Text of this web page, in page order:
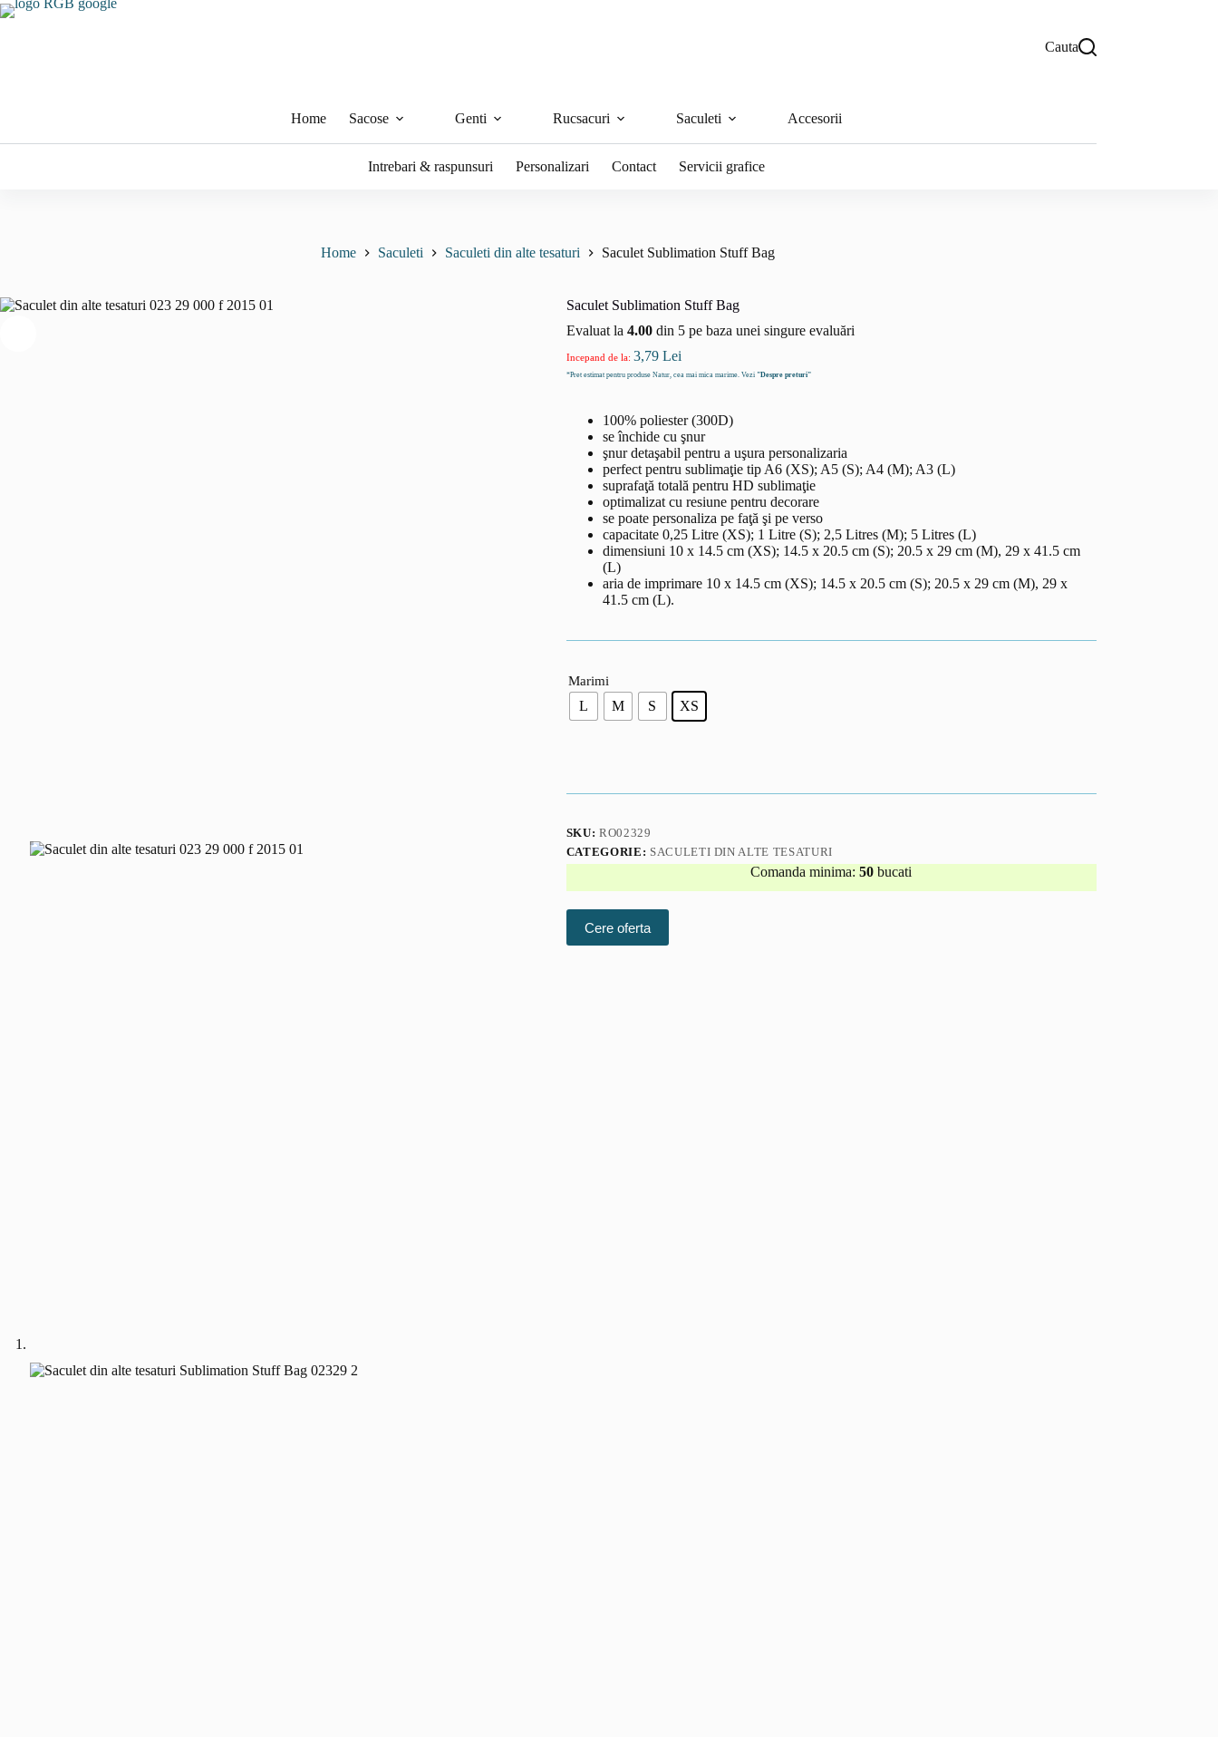
Sari
la
Cauta
Home Sacose Genti Rucsacuri Saculeti Accesorii
Intrebari & raspunsuri Personalizari Contact Servicii grafice
Home Saculeti Saculeti din alte tesaturi Saculet Sublimation Stuff Bag
Saculet Sublimation Stuff Bag
Evaluat la 4.00din 5 pe baza unei singure evaluări
Incepand de la: 3,79 Lei
*Pret estimat pentru produse Natur, cea mai mica marime. Vezi "Despre preturi"
100% poliester (300D)
se închide cu şnur
şnur detaşabil pentru a uşura personalizaria
perfect pentru sublimaţie tip A6 (XS); A5 (S); A4 (M); A3 (L)
suprafaţă totală pentru HD sublimaţie
optimalizat cu resiune pentru decorare
se poate personaliza pe faţă şi pe verso
capacitate 0,25 Litre (XS); 1 Litre (S); 2,5 Litres (M); 5 Litres (L)
dimensiuni 10 x 14.5 cm (XS); 14.5 x 20.5 cm (S); 20.5 x 29 cm (M), 29 x 41.5 cm
(L)
aria de imprimare 10 x 14.5 cm (XS); 14.5 x 20.5 cm (S); 20.5 x 29 cm (M), 29 x
41.5 cm (L).
Marimi
L M S XS
SKU:RO02329
CATEGORIE: SACULETI DIN ALTE TESATURI
Comanda minima:50 bucati
Cere oferta